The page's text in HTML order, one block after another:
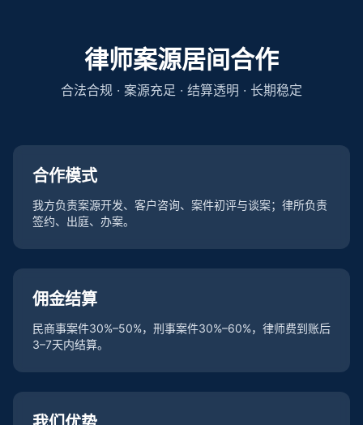
律师案源居间合作
合法合规 · 案源充足 · 结算透明 · 长期稳定
合作模式
我方负责案源开发、客户咨询、案件初评与谈案；律所负责
签约、出庭、办案。
佣金结算
民商事案件30%–50%，刑事案件30%–60%，律师费到账后
3–7天内结算。